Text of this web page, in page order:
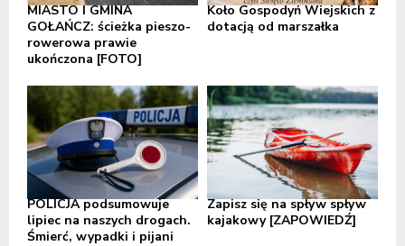
MIASTO I GMINA
GOŁAŃCZ: ścieżka pieszo-
rowerowa prawie
ukończona [FOTO]
Koło Gospodyń Wiejskich z
dotacją od marszałka
POLICJA podsumowuje
lipiec na naszych drogach.
Śmierć, wypadki i pijani
Zapisz się na spływ spływ
kajakowy [ZAPOWIEDŹ]